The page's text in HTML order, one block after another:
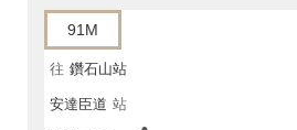
91M
往 鑽石山站
安達臣道 站